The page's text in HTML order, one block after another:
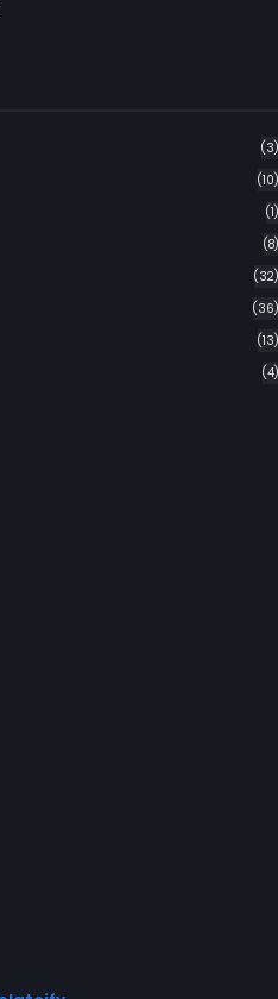
(3)
(10)
(1)
(8)
(32)
(36)
(13)
(4)